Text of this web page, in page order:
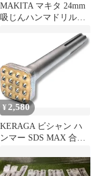
MAKITA マキタ 24mm
吸じんハンマドリル
¥ 2,580
KERAGA ビシャン ハ
ンマー SDS MAX 合金
ドリル コンクリート レ
ンガ 石材 下地処理 荒